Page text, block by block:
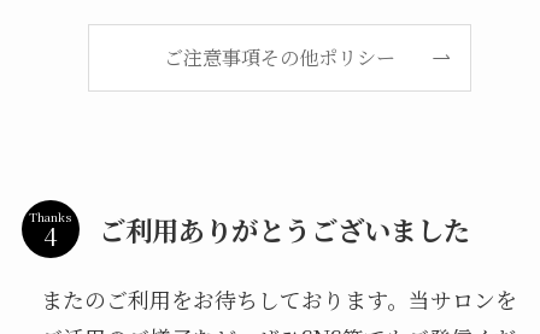
ご注意事項その他ポリシー
Thanks ご利用ありがとうございました
またのご利用をお待ちしております。当サロンを